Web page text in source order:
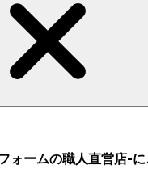
ォームの職人直営店-